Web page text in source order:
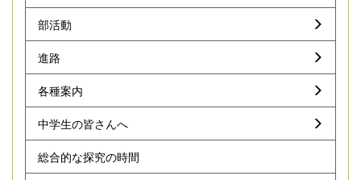
部活動
進路
各種案内
中学生の皆さんへ
総合的な探究の時間